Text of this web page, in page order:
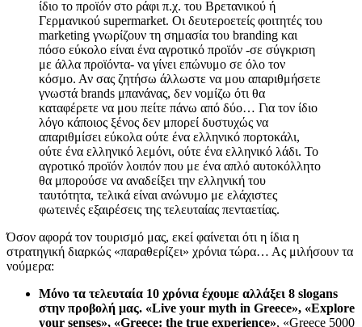
ίδιο το προϊόν στο ράφι π.χ. του Βρετανικού ή
Γερμανικού supermarket. Οι δευτεροετείς φοιτητές του
marketing γνωρίζουν τη σημασία του branding και
πόσο εύκολο είναι ένα αγροτικό προϊόν -σε σύγκριση
με άλλα προϊόντα- να γίνει επώνυμο σε όλο τον
κόσμο. Αν σας ζητήσω άλλωστε να μου απαριθμήσετε
γνωστά brands μπανάνας, δεν νομίζω ότι θα
καταφέρετε να μου πείτε πάνω από δύο… Για τον ίδιο
λόγο κάποιος ξένος δεν μπορεί δυστυχώς να
απαριθμίσει εύκολα ούτε ένα ελληνικό πορτοκάλι,
ούτε ένα ελληνικό λεμόνι, ούτε ένα ελληνικό λάδι. Το
αγροτικό προϊόν λοιπόν που με ένα απλό αυτοκόλλητο
θα μπορούσε να αναδείξει την ελληνική του
ταυτότητα, τελικά είναι ανώνυμο με ελάχιστες
φωτεινές εξαιρέσεις της τελευταίας πενταετίας.
Όσον αφορά τον τουρισμό μας, εκεί φαίνεται ότι η ίδια η
στρατηγική διαρκώς «παραθερίζει» χρόνια τώρα… Ας μιλήσουν τα
νούμερα:
Μόνο τα τελευταία 10 χρόνια έχουμε αλλάξει 8 slogans
στην προβολή μας. «Live your myth in Greece», «Explore
your senses», «Greece: the true experience», «Greece 5000